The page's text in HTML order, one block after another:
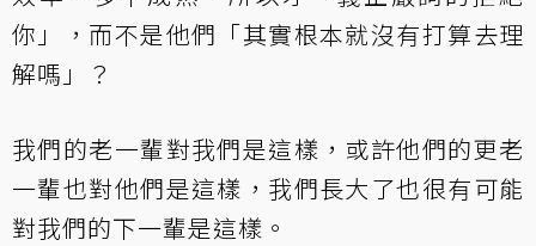
你」，而不是他們「其實根本就沒有打算去理
解嗎」？
我們的老一輩對我們是這樣，或許他們的更老
一輩也對他們是這樣，我們長大了也很有可能
對我們的下一輩是這樣。